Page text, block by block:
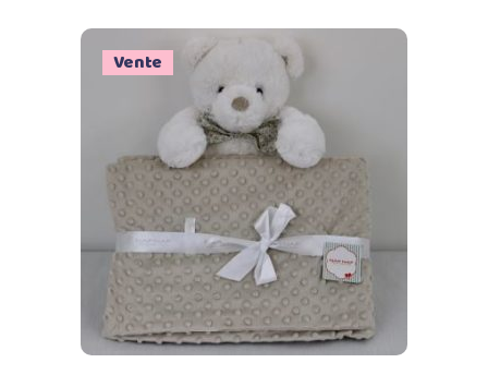
initial
était :
110,000
DT.
actuel
Vente
Ajouter au panier